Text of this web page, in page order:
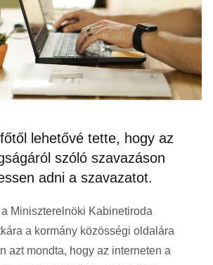
lehetővé tette, hogy az
szóló szavazáson
adni a szavazatot.
a Miniszterelnöki Kabinetiroda
a kormány közösségi oldalára
azt mondta, hogy az interneten a